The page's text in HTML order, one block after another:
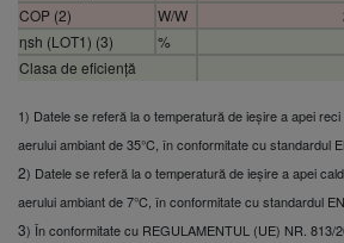
COP (2)
W/W
ηsh (LOT1) (3)
%
Clasa de eficiență
la D) (4)
Dimensiuni
mm
Dimensiuni (lățime) mm
Dimensiuni
(adâncime)
1) Datele se referă la o temperatură de ieșire a apei
aerului ambiant de 35°C, în conformitate cu standardul
2) Datele se referă la o temperatură de ieșire a apei
aerului ambiant de 7°C, în conformitate cu standardul EN
3) În conformitate cu REGULAMENTUL (UE) NR. 813/